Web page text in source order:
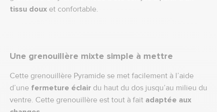
tissu doux et confortable.
Une grenouillère mixte simple à mettre
Cette grenouillère Pyramide se met facilement à l’aide
d’une fermeture éclair du haut du dos jusqu’au milieu du
ventre. Cette grenouillère est tout à fait adaptée aux